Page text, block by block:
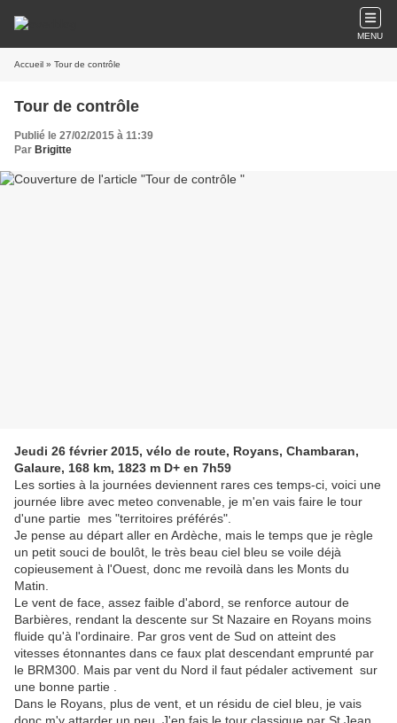
MENU
Accueil » Tour de contrôle
Tour de contrôle
Publié le 27/02/2015 à 11:39
Par Brigitte
Jeudi 26 février 2015, vélo de route, Royans, Chambaran,
Galaure, 168 km, 1823 m D+ en 7h59
Les sorties à la journées deviennent rares ces temps-ci, voici une
journée libre avec meteo convenable, je m'en vais faire le tour
d'une partie mes "territoires préférés".
Je pense au départ aller en Ardèche, mais le temps que je règle
un petit souci de boulôt, le très beau ciel bleu se voile déjà
copieusement à l'Ouest, donc me revoilà dans les Monts du
Matin.
Le vent de face, assez faible d'abord, se renforce autour de
Barbières, rendant la descente sur St Nazaire en Royans moins
fluide qu'à l'ordinaire. Par gros vent de Sud on atteint des
vitesses étonnantes dans ce faux plat descendant emprunté par
le BRM300. Mais par vent du Nord il faut pédaler activement sur
une bonne partie .
Dans le Royans, plus de vent, et un résidu de ciel bleu, je vais